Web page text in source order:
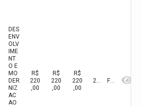
DES
ENV
OLV
IME
NT
O E
MO
DER
NIZ
AC
AO
R$
220
,00
R$
220
,00
R$
220
,00
2026 Fevereiro